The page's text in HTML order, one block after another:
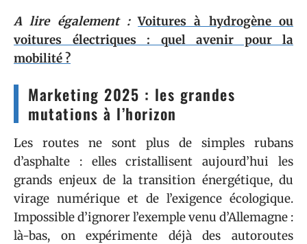
A lire également : Voitures à hydrogène ou
voitures électriques : quel avenir pour la
mobilité ?
Marketing 2025 : les grandes
mutations à l’horizon
Les routes ne sont plus de simples rubans
d’asphalte : elles cristallisent aujourd’hui les
grands enjeux de la transition énergétique, du
virage numérique et de l’exigence écologique.
Impossible d’ignorer l’exemple venu d’Allemagne :
là-bas, on expérimente déjà des autoroutes